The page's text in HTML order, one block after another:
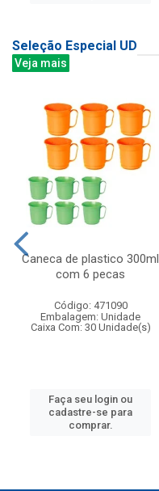
Seleção Especial UD
Veja mais
Caneca de plastico 300ml
com 6 pecas
Código: 471090
Embalagem: Unidade
Caixa Com: 30 Unidade(s)
Faça seu login ou
cadastre-se para
comprar.